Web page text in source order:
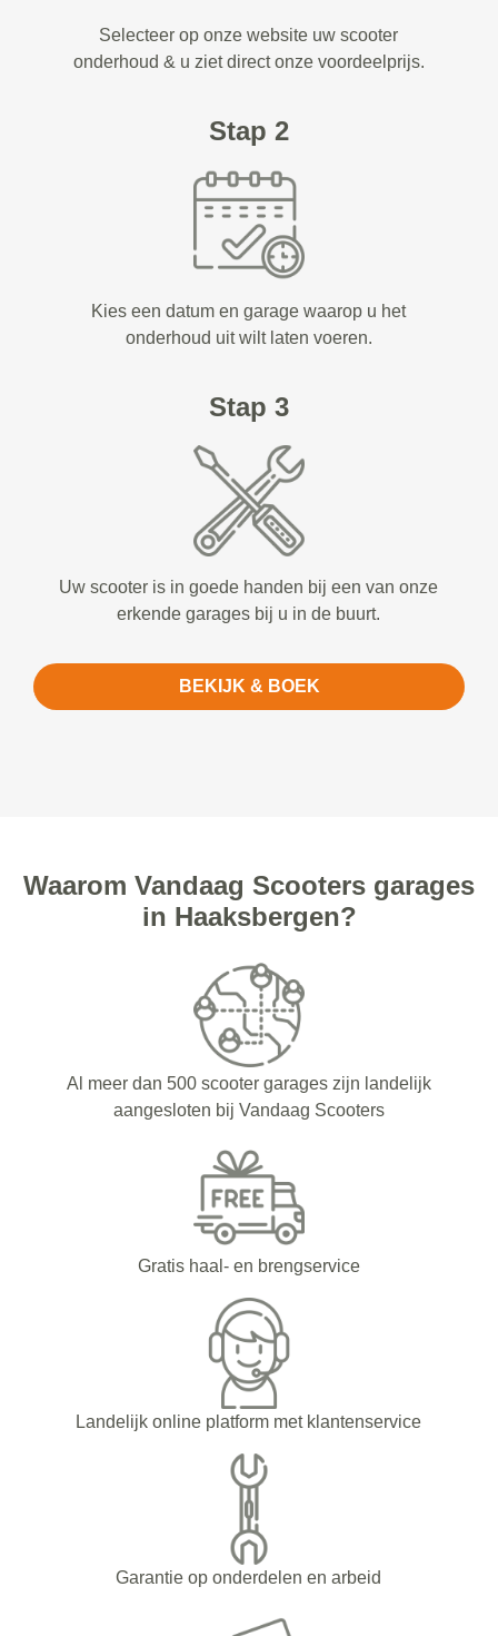
Selecteer op onze website uw scooter
onderhoud & u ziet direct onze voordeelprijs.
Stap 2
Kies een datum en garage waarop u het
onderhoud uit wilt laten voeren.
Stap 3
Uw scooter is in goede handen bij een van onze
erkende garages bij u in de buurt.
BEKIJK & BOEK
Waarom Vandaag Scooters garages
in Haaksbergen?
Al meer dan 500 scooter garages zijn landelijk
aangesloten bij Vandaag Scooters
Gratis haal- en brengservice
Landelijk online platform met klantenservice
Garantie op onderdelen en arbeid